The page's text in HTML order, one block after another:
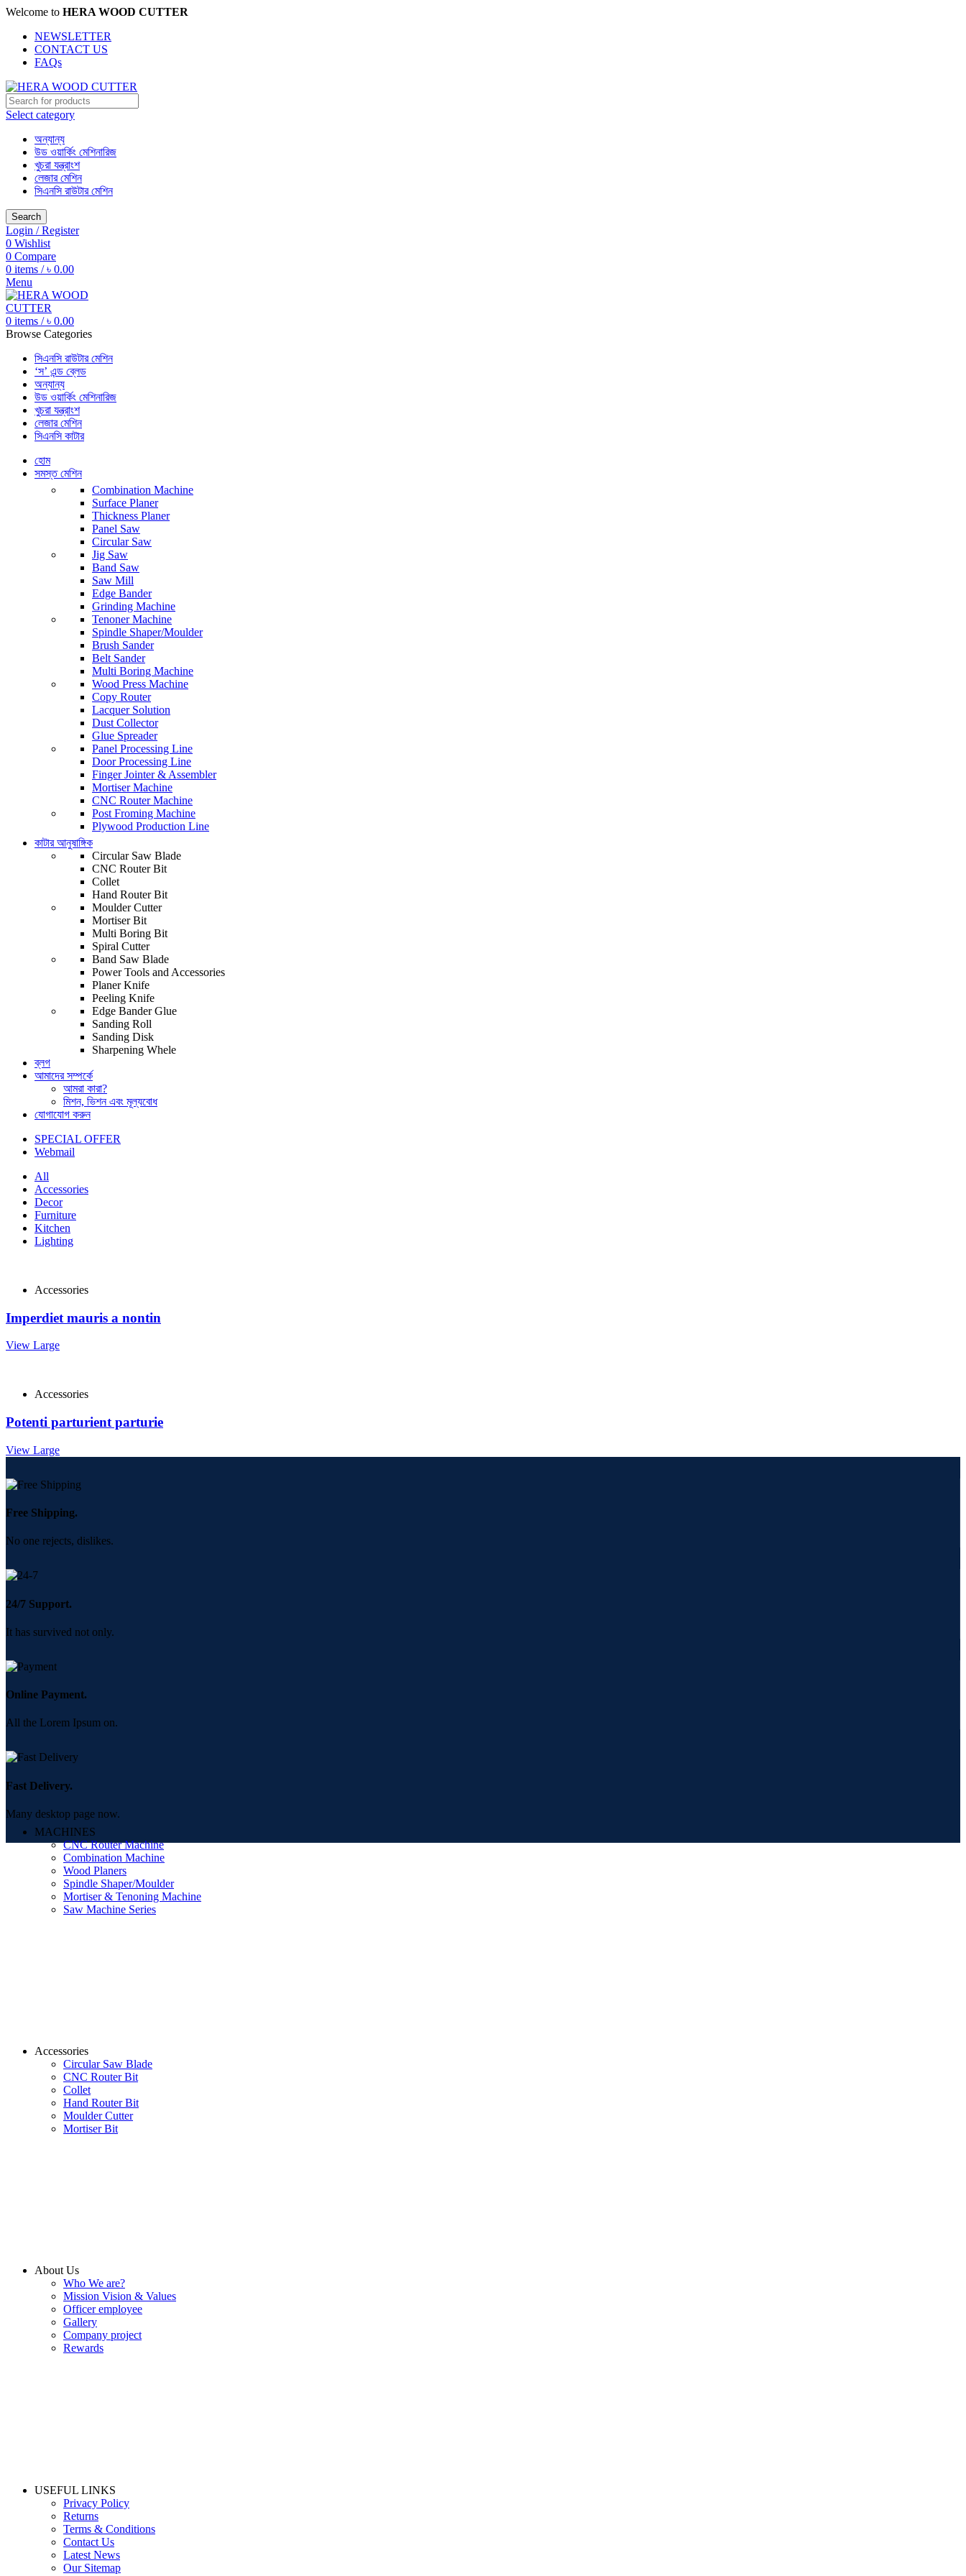
Welcome to HERA WOOD CUTTER
NEWSLETTER
CONTACT US
FAQs
Select category
অন্যান্য
উড ওয়ার্কিং মেশিনারিজ
খুচরা যন্ত্রাংশ
লেজার মেশিন
সিএনসি রাউটার মেশিন
Search
Login / Register
0 Wishlist
0 Compare
0 items / ৳ 0.00
Menu
0 items / ৳ 0.00
Browse Categories
সিএনসি রাউটার মেশিন
‘স’ এন্ড ব্লেড
অন্যান্য
উড ওয়ার্কিং মেশিনারিজ
খুচরা যন্ত্রাংশ
লেজার মেশিন
সিএনসি কাটার
হোম
সমস্ত মেশিন
Combination Machine
Surface Planer
Thickness Planer
Panel Saw
Circular Saw
Jig Saw
Band Saw
Saw Mill
Edge Bander
Grinding Machine
Tenoner Machine
Spindle Shaper/Moulder
Brush Sander
Belt Sander
Multi Boring Machine
Wood Press Machine
Copy Router
Lacquer Solution
Dust Collector
Glue Spreader
Panel Processing Line
Door Processing Line
Finger Jointer & Assembler
Mortiser Machine
CNC Router Machine
Post Froming Machine
Plywood Production Line
কাটার আনুষাঙ্গিক
Circular Saw Blade
CNC Router Bit
Collet
Hand Router Bit
Moulder Cutter
Mortiser Bit
Multi Boring Bit
Spiral Cutter
Band Saw Blade
Power Tools and Accessories
Planer Knife
Peeling Knife
Edge Bander Glue
Sanding Roll
Sanding Disk
Sharpening Whele
ব্লগ
আমাদের সম্পর্কে
আমরা কারা?
মিশন, ভিশন এবং মূল্যবোধ
যোগাযোগ করুন
SPECIAL OFFER
Webmail
All
Accessories
Decor
Furniture
Kitchen
Lighting
Accessories
Imperdiet mauris a nontin
View Large
Accessories
Potenti parturient parturie
View Large
Free Shipping.
No one rejects, dislikes.
24/7 Support.
It has survived not only.
Online Payment.
All the Lorem Ipsum on.
Fast Delivery.
Many desktop page now.
MACHINES
CNC Router Machine
Combination Machine
Wood Planers
Spindle Shaper/Moulder
Mortiser & Tenoning Machine
Saw Machine Series
Accessories
Circular Saw Blade
CNC Router Bit
Collet
Hand Router Bit
Moulder Cutter
Mortiser Bit
About Us
Who We are?
Mission Vision & Values
Officer employee
Gallery
Company project
Rewards
USEFUL LINKS
Privacy Policy
Returns
Terms & Conditions
Contact Us
Latest News
Our Sitemap